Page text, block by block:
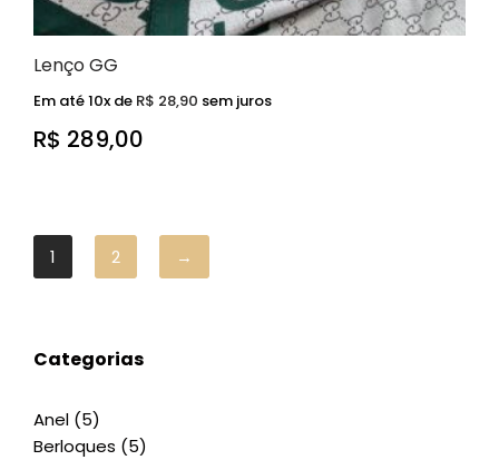
Categorias
Anel (5)
Berloques (5)
Lenço GG
R$ 289,00
Em até 10x de R$ 28,90 sem juros
1 2 →